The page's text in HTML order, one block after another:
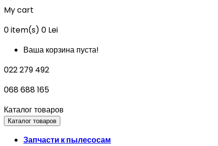
My cart
0item(s) 0 Lei
Ваша корзина пуста!
022 279 492
068 688 165
Каталог товаров
Каталог товаров
Запчасти к пылесосам